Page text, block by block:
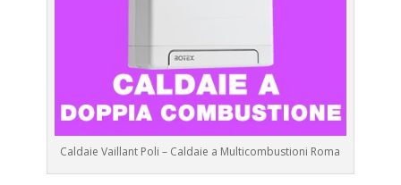
Caldaie Vaillant Poli – Caldaie a Multicombustioni Roma